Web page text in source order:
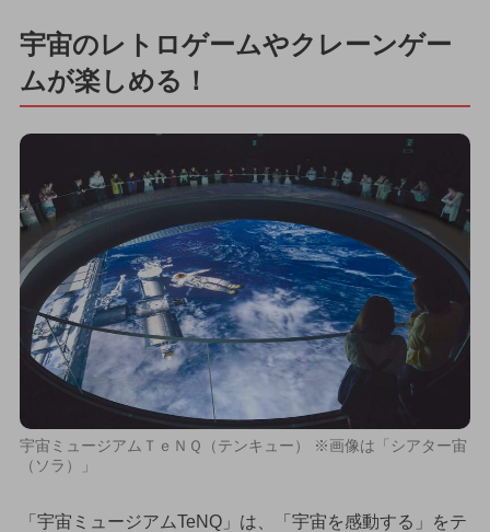
宇宙のレトロゲームやクレーンゲー
ムが楽しめる！
宇宙ミュージアムＴｅＮＱ（テンキュー） ※画像は「シアター宙
（ソラ）」
「宇宙ミュージアムTeNQ」は、「宇宙を感動する」をテ